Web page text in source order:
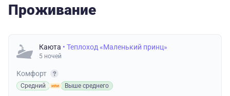
Проживание
Каюта • Теплоход «Маленький принц»
5 ночей
Комфорт
Средний Выше среднего